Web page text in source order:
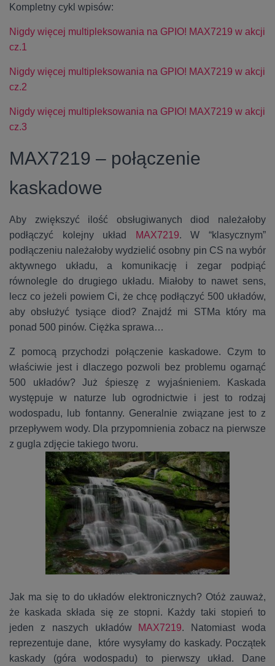
Kompletny cykl wpisów:
Nigdy więcej multipleksowania na GPIO! MAX7219 w akcji
cz.1
Nigdy więcej multipleksowania na GPIO! MAX7219 w akcji
cz.2
Nigdy więcej multipleksowania na GPIO! MAX7219 w akcji
cz.3
MAX7219 – połączenie
kaskadowe
Aby zwiększyć ilość obsługiwanych diod należałoby
podłączyć kolejny układ
MAX7219. W “klasycznym”
podłączeniu należałoby wydzielić osobny pin CS na wybór
aktywnego układu, a komunikację i zegar podpiąć
równolegle do drugiego układu. Miałoby to nawet sens,
lecz co jeżeli powiem Ci, że chcę podłączyć 500 układów,
aby obsłużyć tysiące diod? Znajdź mi STMa który ma
ponad 500 pinów. Ciężka sprawa…
Z pomocą przychodzi połączenie kaskadowe. Czym to
właściwie jest i dlaczego pozwoli bez problemu ogarnąć
500 układów? Już śpieszę z wyjaśnieniem. Kaskada
występuje w naturze lub ogrodnictwie i jest to rodzaj
wodospadu, lub fontanny. Generalnie związane jest to z
przepływem wody. Dla przypomnienia zobacz na pierwsze
z gugla zdjęcie takiego tworu.
Jak ma się to do układów elektronicznych? Otóż zauważ,
że kaskada składa się ze stopni. Każdy taki stopień to
jeden z naszych układów MAX7219. Natomiast woda
reprezentuje dane, które wysyłamy do kaskady. Początek
kaskady (góra wodospadu) to pierwszy układ. Dane